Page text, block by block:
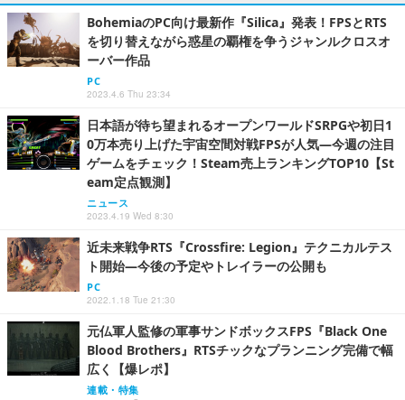
BohemiaのPC向け最新作『Silica』発表！FPSとRTS
を切り替えながら惑星の覇権を争うジャンルクロスオ
ーバー作品
PC
2023.4.6 Thu 23:34
日本語が待ち望まれるオープンワールドSRPGや初日1
0万本売り上げた宇宙空間対戦FPSが人気―今週の注目
ゲームをチェック！Steam売上ランキングTOP10【St
eam定点観測】
ニュース
2023.4.19 Wed 8:30
近未来戦争RTS『Crossfire: Legion』テクニカルテス
ト開始―今後の予定やトレイラーの公開も
PC
2022.1.18 Tue 21:30
元仏軍人監修の軍事サンドボックスFPS『Black One
Blood Brothers』RTSチックなプランニング完備で幅
広く【爆レポ】
連載・特集